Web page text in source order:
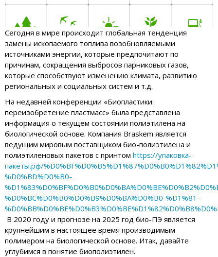
Сегодня в мире происходит глобальная тенденция
замены ископаемого топлива возобновляемыми
источниками энергии, которые предпочитают по
причинам, сокращения выбросов парниковых газов,
которые способствуют изменению климата, развитию
региональных и социальных систем и т.д.
На недавней конференции «Биопластики:
переизобретение пластмасс» была представлена
информация о текущем состоянии полиэтилена на
биологической основе. Компания Braskem является
ведущим мировым поставщиком био-полиэтилена и
полиэтиленовых пакетов с принтом https://упаковка-
пакеты.рф/
%D0%BD%D0%B0-
%D0%BC%D0%B0%D0%B9%D0%BA%D0%B0-%D1%81-
В 2020 году и прогнозе на 2025 год био-ПЭ является
крупнейшим в настоящее время производимым
полимером на биологической основе. Итак, давайте
углубимся в понятие биополиэтилен.